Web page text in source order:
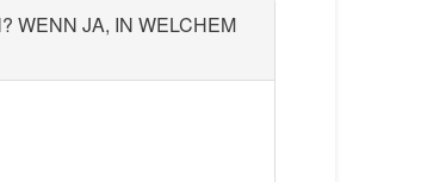
WENN JA, IN WELCHEM